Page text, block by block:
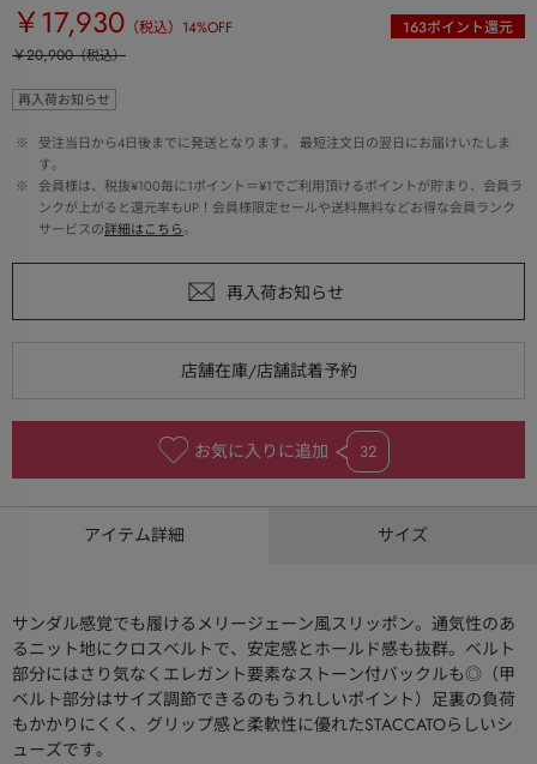
￥17,930 （税込） 14%OFF 163ポイント還元
￥20,900（税込）
再入荷お知らせ
※
受注当日から4日後までに発送となります。 最短注文日の翌日にお届けいたしま
す。
※
会員様は、税抜¥100毎に1ポイント＝¥1でご利用頂けるポイントが貯まり、会員ラ
ンクが上がると還元率もUP！会員様限定セールや送料無料などお得な会員ランク
サービスの詳細はこちら。
お気に入りに追加 32
アイテム詳細 サイズ
サンダル感覚でも履けるメリージェーン風スリッポン。通気性のあ
るニット地にクロスベルトで、安定感とホールド感も抜群。ベルト
部分にはさり気なくエレガント要素なストーン付バックルも◎（甲
ベルト部分はサイズ調節できるのもうれしいポイント）足裏の負荷
もかかりにくく、グリップ感と柔軟性に優れたSTACCATOらしいシ
ューズです。